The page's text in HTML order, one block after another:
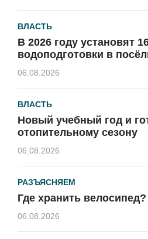
ВЛАСТЬ
В 2026 году установят
водоподготовки в
06.08.2026
ВЛАСТЬ
Новый учебный год и
отопительному сезону
06.08.2026
РАЗЪЯСНЯЕМ
Где хранить велосипед?
06.08.2026